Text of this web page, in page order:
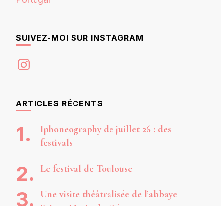
SUIVEZ-MOI SUR INSTAGRAM
Instagram
ARTICLES RÉCENTS
Iphoneography de juillet 26 : des
festivals
Le festival de Toulouse
Une visite théâtralisée de l’abbaye